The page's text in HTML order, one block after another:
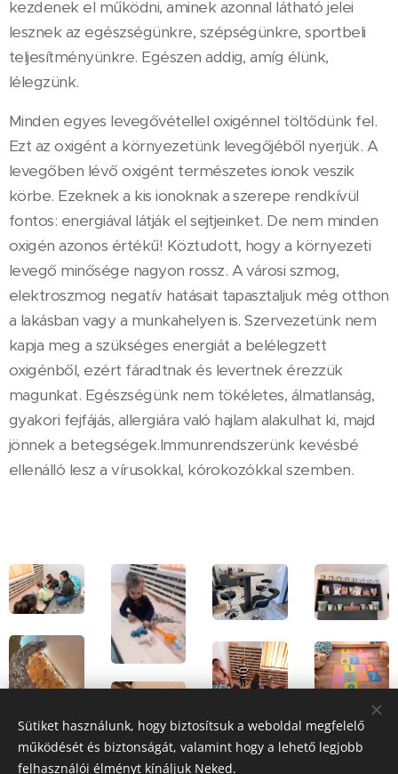
kezdenek el működni, aminek azonnal látható jelei
lesznek az egészségünkre, szépségünkre, sportbeli
teljesítményünkre. Egészen addig, amíg élünk,
lélegzünk.
Minden egyes levegővétellel oxigénnel töltődünk fel.
Ezt az oxigént a környezetünk levegőjéből nyerjük. A
levegőben lévő oxigént természetes ionok veszik
körbe. Ezeknek a kis ionoknak a szerepe rendkívül
fontos: energiával látják el sejtjeinket. De nem minden
oxigén azonos értékű! Köztudott, hogy a környezeti
levegő minősége nagyon rossz. A városi szmog,
elektroszmog negatív hatásait tapasztaljuk még otthon
a lakásban vagy a munkahelyen is. Szervezetünk nem
kapja meg a szükséges energiát a belélegzett
oxigénből, ezért fáradtnak és levertnek érezzük
magunkat. Egészségünk nem tökéletes, álmatlanság,
gyakori fejfájás, allergiára való hajlam alakulhat ki, majd
jönnek a betegségek.Immunrendszerünk kevésbé
ellenálló lesz a vírusokkal, kórokozókkal szemben.
Sütiket használunk, hogy biztosítsuk a weboldal megfelelő
működését és biztonságát, valamint hogy a lehető legjobb
felhasználói élményt kínáljuk Neked.